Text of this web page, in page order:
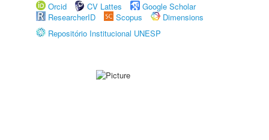
Orcid
CV Lattes
Google Scholar
ResearcherID
Scopus
Dimensions
Repositório Institucional UNESP